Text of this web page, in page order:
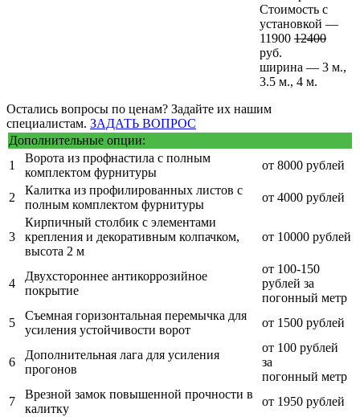
Стоимость с
установкой —
11900 12400
руб.
ширина — 3 м.,
3.5 м., 4 м.
Остались вопросы по ценам? Задайте их нашим
специалистам. ЗАДАТЬ ВОПРОС
Дополнительные опции:
1
Ворота из профнастила с полным
комплектом фурнитуры
от 8000 рублей
2
Калитка из профилированных листов с
полным комплектом фурнитуры
от 4000 рублей
3
Кирпичный столбик с элементами
крепления и декоративным колпачком,
высота 2 м
от 10000 рублей
4
Двухстороннее антикоррозийное
покрытие
от 100-150
рублей за
погонный метр
5
Съемная горизонтальная перемычка для
усиления устойчивости ворот
от 1500 рублей
6
Дополнительная лага для усиления
прогонов
от 100 рублей
за
погонный метр
7
Врезной замок повышенной прочности в
калитку
от 1950 рублей